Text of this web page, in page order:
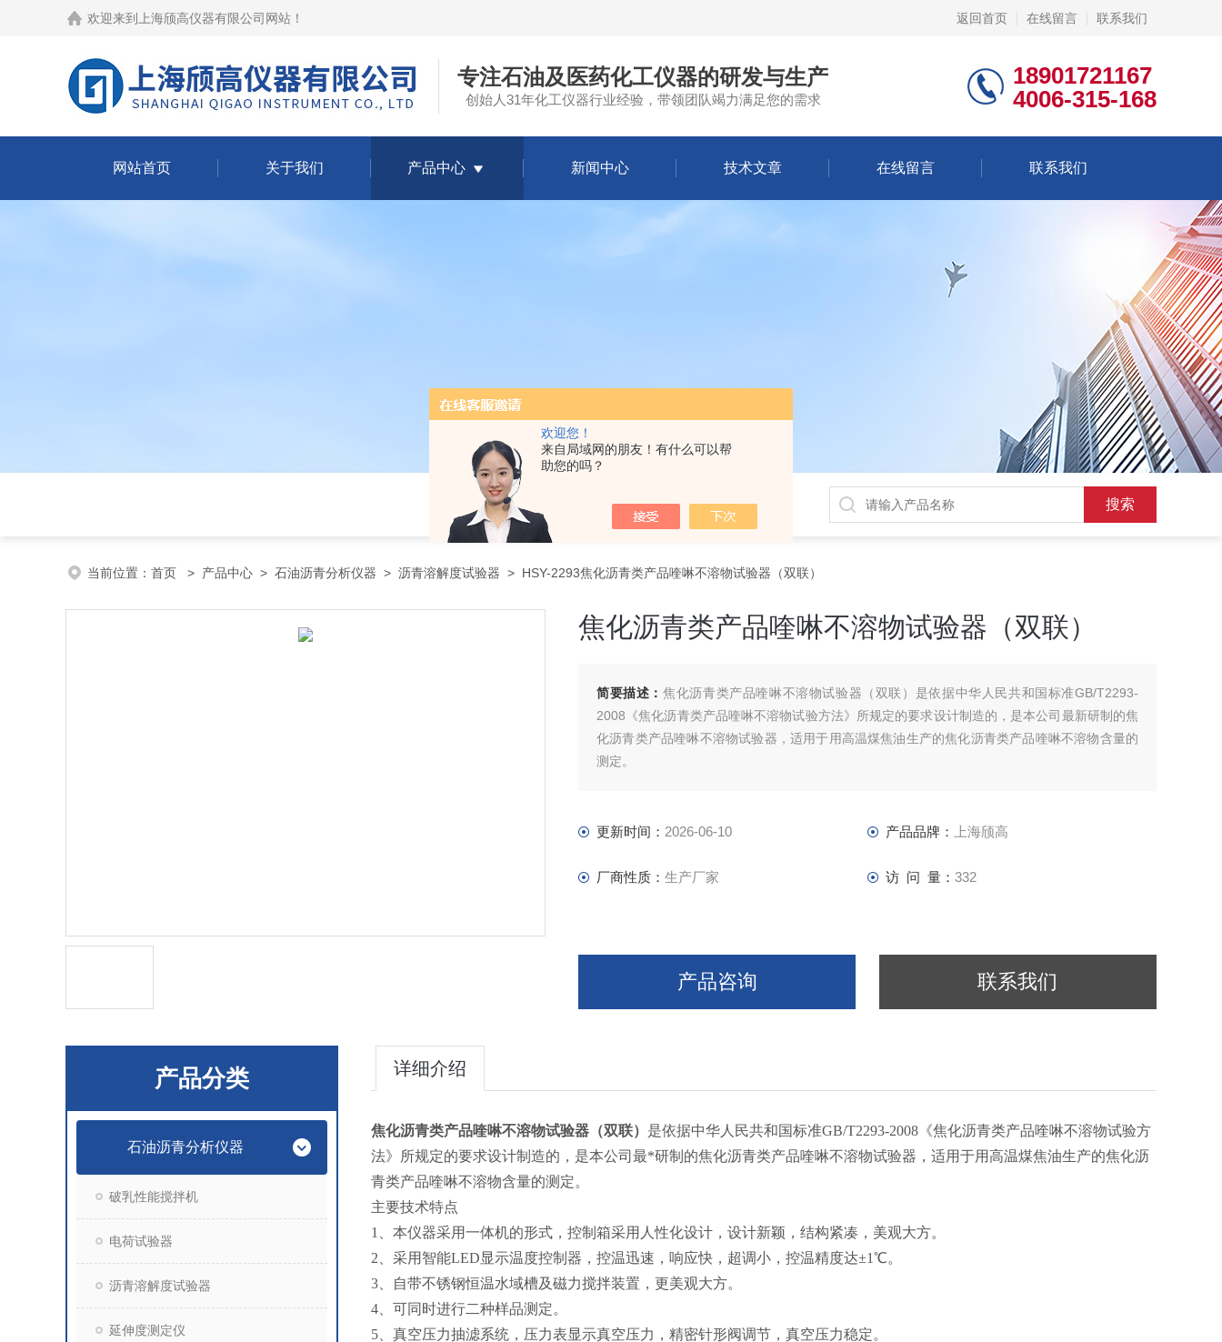
欢迎您！
来自局域网的朋友！有什么可以帮
助您的吗？
欢迎来到 上海颀高仪器有限公司网站 ！ 返回首页 在线留言 联系我们
专注石油及医药化工仪器的研发与生产
创始人31年化工仪器行业经验，带领团队竭力满足您的需求
18901721167
4006-315-168
网站首页 关于我们 产品中心 新闻中心 技术文章 在线留言 联系我们
当前位置： 首页 > 产品中心 > 石油沥青分析仪器 > 沥青溶解度试验器 > HSY-2293焦化沥青类产品喹啉不溶物试验器（双联）
焦化沥青类产品喹啉不溶物试验器（双联）
简要描述：焦化沥青类产品喹啉不溶物试验器（双联）是依据中华人民共和国标准GB/T2293-
2008《焦化沥青类产品喹啉不溶物试验方法》所规定的要求设计制造的，是本公司最新研制的焦
化沥青类产品喹啉不溶物试验器，适用于用高温煤焦油生产的焦化沥青类产品喹啉不溶物含量的
测定。
更新时间： 2026-06-10 产品品牌： 上海颀高
厂商性质： 生产厂家 访 问 量： 332
产品咨询 联系我们
产品分类
石油沥青分析仪器
破乳性能搅拌机
电荷试验器
沥青溶解度试验器
延伸度测定仪
详细介绍
焦化沥青类产品喹啉不溶物试验器（双联） 是依据中华人民共和国标准GB/T2293-2008《焦化沥青类产品喹啉不溶物试验方
法》所规定的要求设计制造的，是本公司最*研制的焦化沥青类产品喹啉不溶物试验器，适用于用高温煤焦油生产的焦化沥
青类产品喹啉不溶物含量的测定。
主要技术特点
1、本仪器采用一体机的形式，控制箱采用人性化设计，设计新颖，结构紧凑，美观大方。
2、采用智能LED显示温度控制器，控温迅速，响应快，超调小，控温精度达±1℃。
3、自带不锈钢恒温水域槽及磁力搅拌装置，更美观大方。
4、可同时进行二种样品测定。
5、真空压力抽滤系统，压力表显示真空压力，精密针形阀调节，真空压力稳定。